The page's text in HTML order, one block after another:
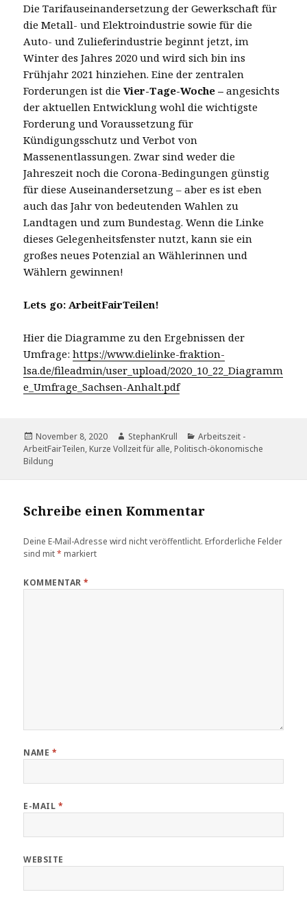
Die Tarifauseinandersetzung der Gewerkschaft für
die Metall- und Elektroindustrie sowie für die
Auto- und Zulieferindustrie beginnt jetzt, im
Winter des Jahres 2020 und wird sich bin ins
Frühjahr 2021 hinziehen. Eine der zentralen
Forderungen ist dieVier-Tage-Woche – angesichts
der aktuellen Entwicklung wohl die wichtigste
Forderung und Voraussetzung für
Kündigungsschutz und Verbot von
Massenentlassungen. Zwar sind weder die
Jahreszeit noch die Corona-Bedingungen günstig
für diese Auseinandersetzung – aber es ist eben
auch das Jahr von bedeutenden Wahlen zu
Landtagen und zum Bundestag. Wenn die Linke
dieses Gelegenheitsfenster nutzt, kann sie ein
großes neues Potenzial an Wählerinnen und
Wählern gewinnen!
Lets go: ArbeitFairTeilen!
Hier die Diagramme zu den Ergebnissen der
Umfrage:https://www.dielinke-fraktion-
lsa.de/fileadmin/user_upload/2020_10_22_Diagramm
e_Umfrage_Sachsen-Anhalt.pdf
Veröffentlicht
am
November 8, 2020 Autor
StephanKrull Kategorien
Arbeitszeit -
ArbeitFairTeilen, Kurze Vollzeit für alle, Politisch-ökonomische
Bildung
Schreibe einen Kommentar
Deine E-Mail-Adresse wird nicht veröffentlicht. Erforderliche Felder
sind mit* markiert
KOMMENTAR*
NAME *
E-MAIL *
WEBSITE